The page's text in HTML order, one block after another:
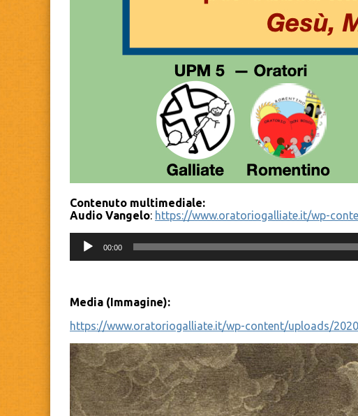
Contenuto multimediale:
Audio Vangelo: https://www.oratoriogalliate.it/wp-
Audio
Player
00:00
Media (Immagine):
https://www.oratoriogalliate.it/wp-content/uploads/